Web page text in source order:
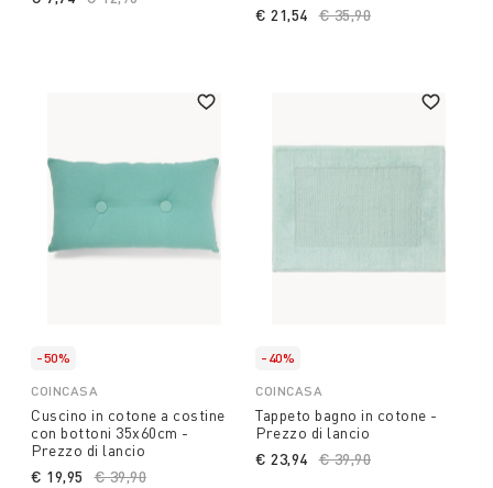
Price reduced from
€ 35,90
€ 21,54
-50%
COINCASA
Cuscino in cotone a costine
con bottoni 35x60cm -
Prezzo di lancio
Price reduced from
€ 39,90
€ 19,95
-40%
COINCASA
Tappeto bagno in cotone -
Prezzo di lancio
Price reduced from
€ 39,90
€ 23,94